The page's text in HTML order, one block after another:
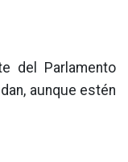
del Parlamento
aunque estén